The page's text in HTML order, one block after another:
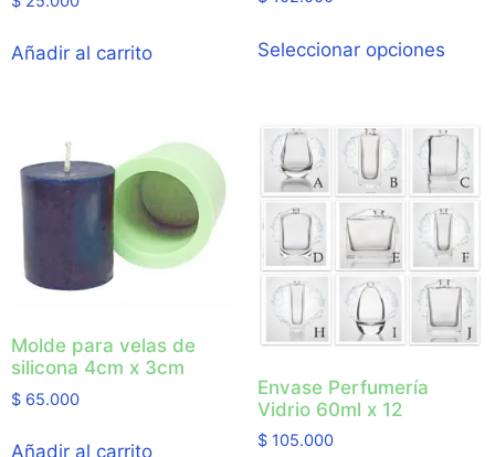
Añadir al carrito Seleccionar opciones
Molde para velas de
silicona 4cm x 3cm
$ 65.000
Añadir al carrito
Envase Perfumería
Vidrio 60ml x 12
$105.000